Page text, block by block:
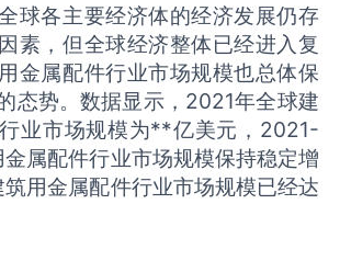
球各主要经济体的经济发展仍存
素，但全球经济整体已经进入复
金属配件行业市场规模也总体保
态势。数据显示，2021年全球建
业市场规模为**亿美元，2021-
属配件行业市场规模保持稳定增
用金属配件行业市场规模已经达